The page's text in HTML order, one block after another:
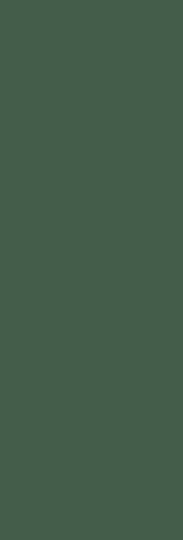
ist die
Ziel, ihre
Aspekte,
beziehen,